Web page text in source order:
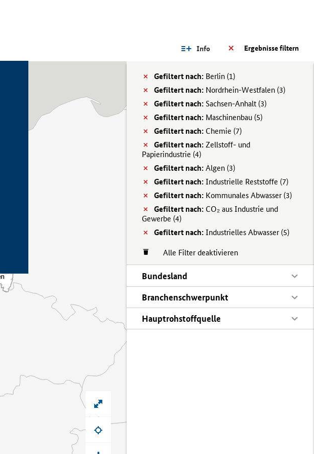
Ergebnisse filtern
Info
Gefiltert nach: Berlin (1)
Gefiltert nach: Nordrhein-Westfalen (3)
Gefiltert nach: Sachsen-Anhalt (3)
Gefiltert nach: Maschinenbau (5)
Gefiltert nach: Chemie (7)
Gefiltert nach: Zellstoff- und
Papierindustrie (4)
Gefiltert nach: Algen (3)
Gefiltert nach: Industrielle Reststoffe (7)
Gefiltert nach: Kommunales Abwasser (3)
Gefiltert nach: CO₂ aus Industrie und
Gewerbe (4)
Gefiltert nach: Industrielles Abwasser (5)
Alle Filter deaktivieren
Bundesland
Branchenschwerpunkt
Hauptrohstoffquelle